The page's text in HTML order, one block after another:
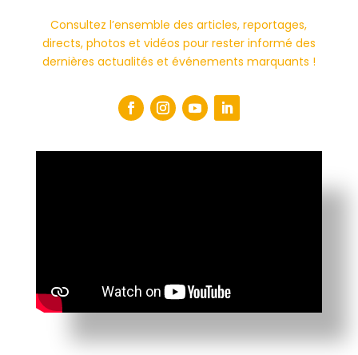
Consultez l’ensemble des articles, reportages,
directs, photos et vidéos pour rester informé des
dernières actualités et événements marquants !